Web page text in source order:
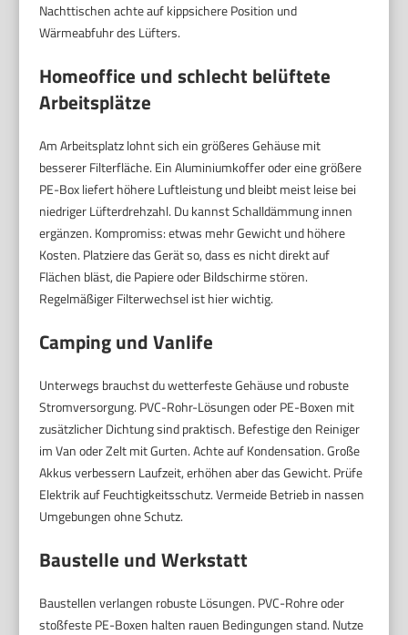
Nachttischen achte auf kippsichere Position und
Wärmeabfuhr des Lüfters.
Homeoffice und schlecht belüftete
Arbeitsplätze
Am Arbeitsplatz lohnt sich ein größeres Gehäuse mit
besserer Filterfläche. Ein Aluminiumkoffer oder eine größere
PE-Box liefert höhere Luftleistung und bleibt meist leise bei
niedriger Lüfterdrehzahl. Du kannst Schalldämmung innen
ergänzen. Kompromiss: etwas mehr Gewicht und höhere
Kosten. Platziere das Gerät so, dass es nicht direkt auf
Flächen bläst, die Papiere oder Bildschirme stören.
Regelmäßiger Filterwechsel ist hier wichtig.
Camping und Vanlife
Unterwegs brauchst du wetterfeste Gehäuse und robuste
Stromversorgung. PVC-Rohr-Lösungen oder PE-Boxen mit
zusätzlicher Dichtung sind praktisch. Befestige den Reiniger
im Van oder Zelt mit Gurten. Achte auf Kondensation. Große
Akkus verbessern Laufzeit, erhöhen aber das Gewicht. Prüfe
Elektrik auf Feuchtigkeitsschutz. Vermeide Betrieb in nassen
Umgebungen ohne Schutz.
Baustelle und Werkstatt
Baustellen verlangen robuste Lösungen. PVC-Rohre oder
stoßfeste PE-Boxen halten rauen Bedingungen stand. Nutze